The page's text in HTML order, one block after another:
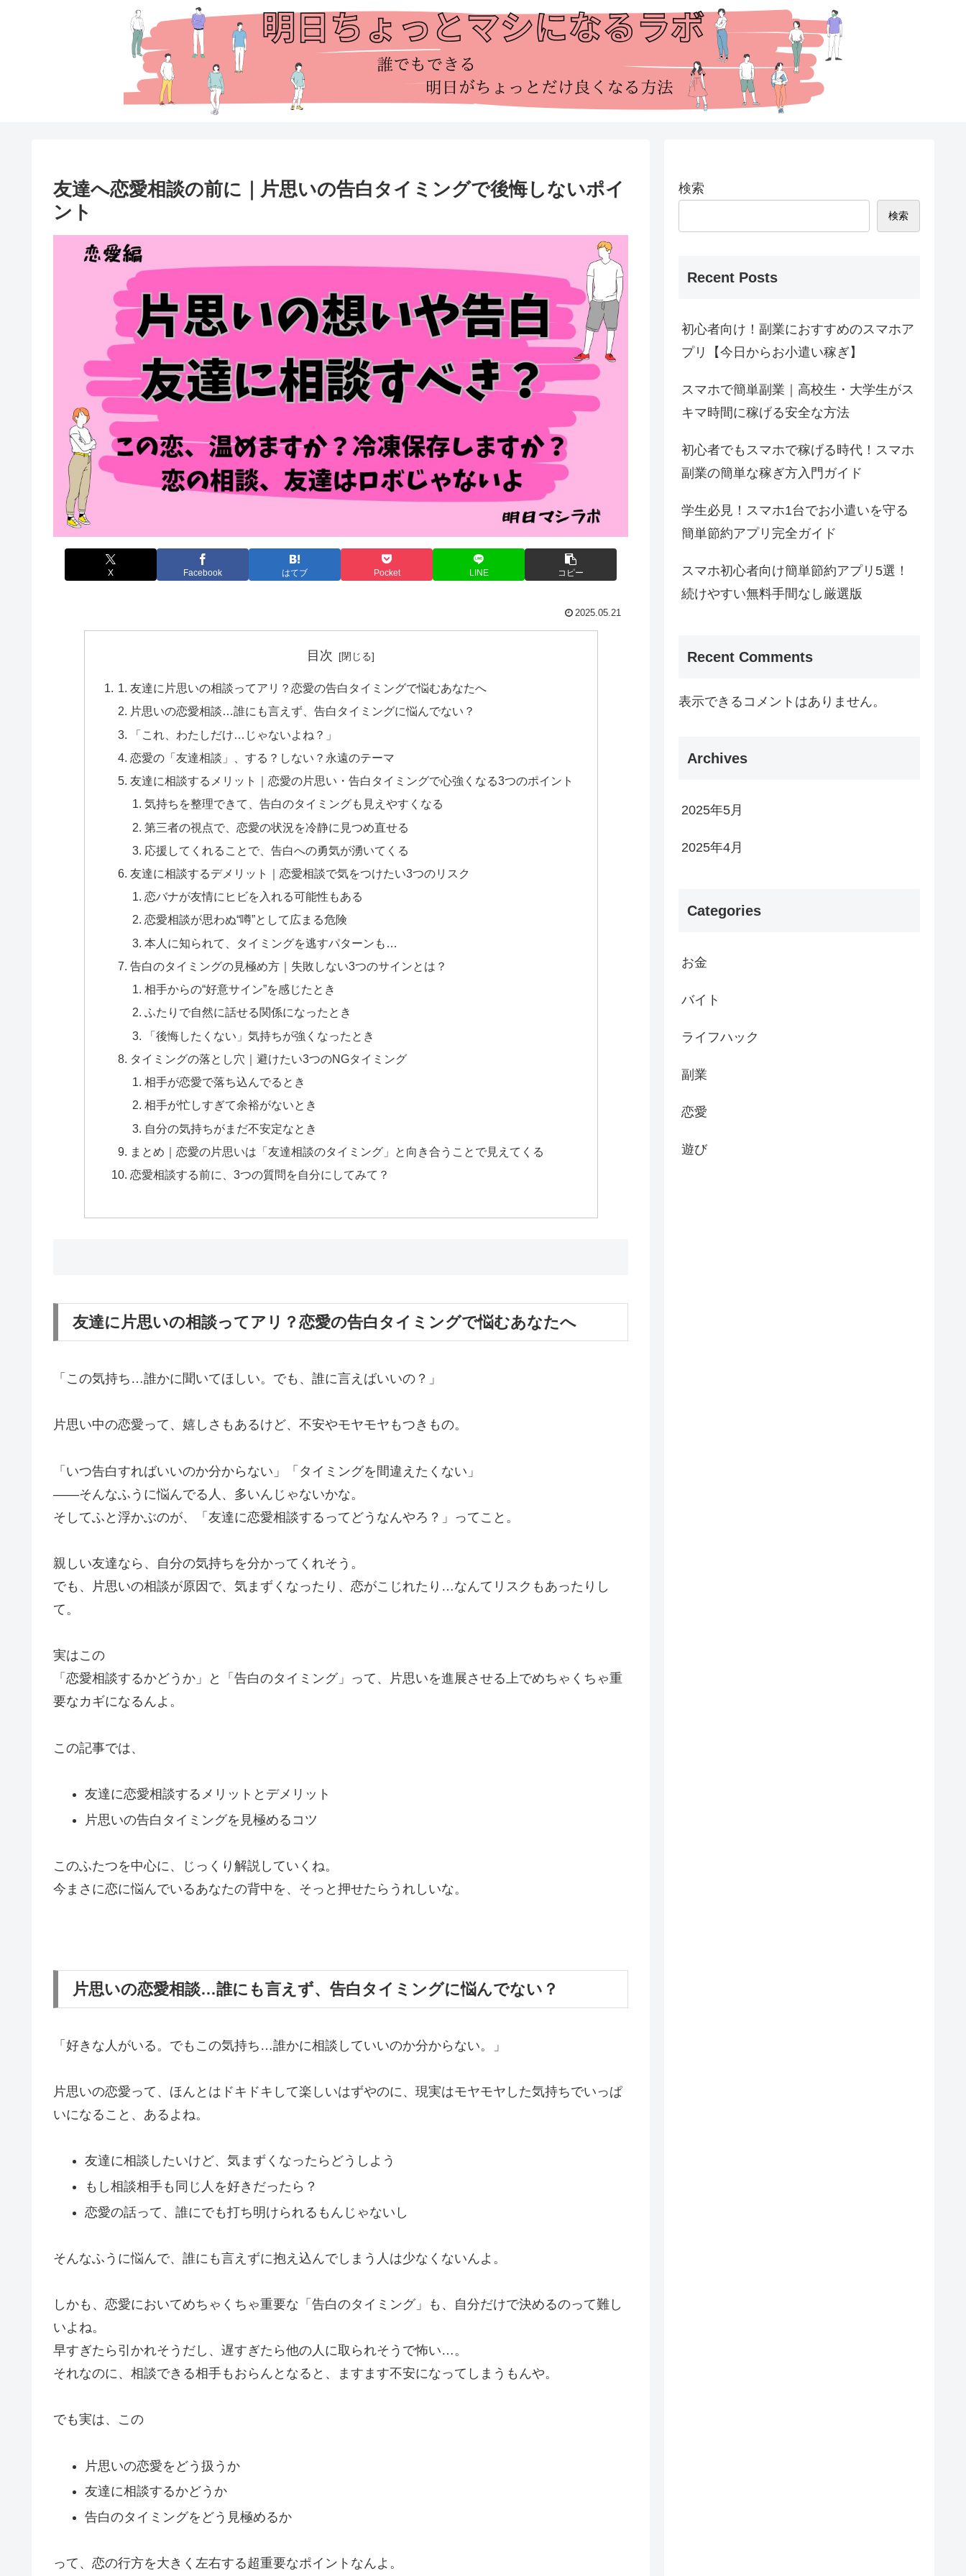
友達へ恋愛相談の前に｜片思いの告白タイミングで後悔しないポイ
ント
X Facebook はてブ Pocket LINE コピー
2025.05.21
目次
友達に片思いの相談ってアリ？恋愛の告白タイミングで悩むあなたへ
片思いの恋愛相談…誰にも言えず、告白タイミングに悩んでない？
「これ、わたしだけ…じゃないよね？」
恋愛の「友達相談」、する？しない？永遠のテーマ
友達に相談するメリット｜恋愛の片思い・告白タイミングで心強くなる3つのポイント
気持ちを整理できて、告白のタイミングも見えやすくなる
第三者の視点で、恋愛の状況を冷静に見つめ直せる
応援してくれることで、告白への勇気が湧いてくる
友達に相談するデメリット｜恋愛相談で気をつけたい3つのリスク
恋バナが友情にヒビを入れる可能性もある
恋愛相談が思わぬ“噂”として広まる危険
本人に知られて、タイミングを逃すパターンも…
告白のタイミングの見極め方｜失敗しない3つのサインとは？
相手からの“好意サイン”を感じたとき
ふたりで自然に話せる関係になったとき
「後悔したくない」気持ちが強くなったとき
タイミングの落とし穴｜避けたい3つのNGタイミング
相手が恋愛で落ち込んでるとき
相手が忙しすぎて余裕がないとき
自分の気持ちがまだ不安定なとき
まとめ｜恋愛の片思いは「友達相談のタイミング」と向き合うことで見えてくる
恋愛相談する前に、3つの質問を自分にしてみて？
友達に片思いの相談ってアリ？恋愛の告白タイミングで悩むあなたへ
「この気持ち…誰かに聞いてほしい。でも、誰に言えばいいの？」
片思い中の恋愛って、嬉しさもあるけど、不安やモヤモヤもつきもの。
「いつ告白すればいいのか分からない」「タイミングを間違えたくない」
――そんなふうに悩んでる人、多いんじゃないかな。
そしてふと浮かぶのが、「友達に恋愛相談するってどうなんやろ？」ってこと。
親しい友達なら、自分の気持ちを分かってくれそう。
でも、片思いの相談が原因で、気まずくなったり、恋がこじれたり…なんてリスクもあったりし
て。
実はこの
「恋愛相談するかどうか」と「告白のタイミング」って、片思いを進展させる上でめちゃくちゃ重
要なカギになるんよ。
この記事では、
友達に恋愛相談するメリットとデメリット
片思いの告白タイミングを見極めるコツ
このふたつを中心に、じっくり解説していくね。
今まさに恋に悩んでいるあなたの背中を、そっと押せたらうれしいな。
片思いの恋愛相談…誰にも言えず、告白タイミングに悩んでない？
「好きな人がいる。でもこの気持ち…誰かに相談していいのか分からない。」
片思いの恋愛って、ほんとはドキドキして楽しいはずやのに、現実はモヤモヤした気持ちでいっぱ
いになること、あるよね。
友達に相談したいけど、気まずくなったらどうしよう
もし相談相手も同じ人を好きだったら？
恋愛の話って、誰にでも打ち明けられるもんじゃないし
そんなふうに悩んで、誰にも言えずに抱え込んでしまう人は少なくないんよ。
しかも、恋愛においてめちゃくちゃ重要な「告白のタイミング」も、自分だけで決めるのって難し
いよね。
早すぎたら引かれそうだし、遅すぎたら他の人に取られそうで怖い…。
それなのに、相談できる相手もおらんとなると、ますます不安になってしまうもんや。
でも実は、この
片思いの恋愛をどう扱うか
友達に相談するかどうか
告白のタイミングをどう見極めるか
って、恋の行方を大きく左右する超重要なポイントなんよ。
検索
検索
Recent Posts
初心者向け！副業におすすめのスマホア
プリ【今日からお小遣い稼ぎ】
スマホで簡単副業｜高校生・大学生がス
キマ時間に稼げる安全な方法
初心者でもスマホで稼げる時代！スマホ
副業の簡単な稼ぎ方入門ガイド
学生必見！スマホ1台でお小遣いを守る
簡単節約アプリ完全ガイド
スマホ初心者向け簡単節約アプリ5選！
続けやすい無料手間なし厳選版
Recent Comments
表示できるコメントはありません。
Archives
2025年5月
2025年4月
Categories
お金
バイト
ライフハック
副業
恋愛
遊び